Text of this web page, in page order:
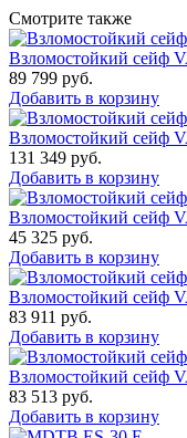
Смотрите также
Взломостойкий
89 799 руб.
Добавить в корзину
Взломостойкий сейф
131 349 руб.
Добавить в корзину
Взломостойкий
45 325 руб.
Добавить в корзину
Взломостойкий сейф
83 911 руб.
Добавить в корзину
Взломостойкий
83 513 руб.
Добавить в корзину